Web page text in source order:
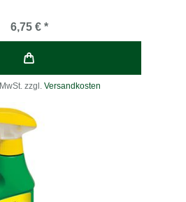
6,75 € *
zzgl. Versandkosten